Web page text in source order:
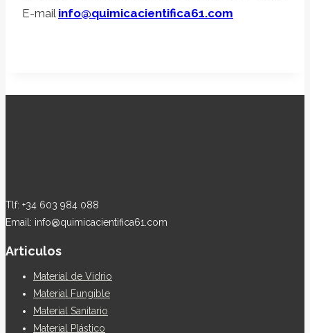
E-mail info@quimicacientifica61.com
Tlf: +34 603 984 088
Email: info@quimicacientifica61.com
Articulos
Material de Vidrio
Material Fungible
Material Sanitario
Material Plástico